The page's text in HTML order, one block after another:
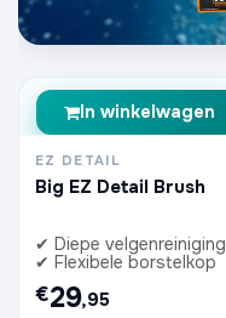
In winkelwagen
EZ DETAIL
Big EZ Detail Brush
✔ Diepe velgenreiniging
✔ Flexibele borstelkop
€29,95